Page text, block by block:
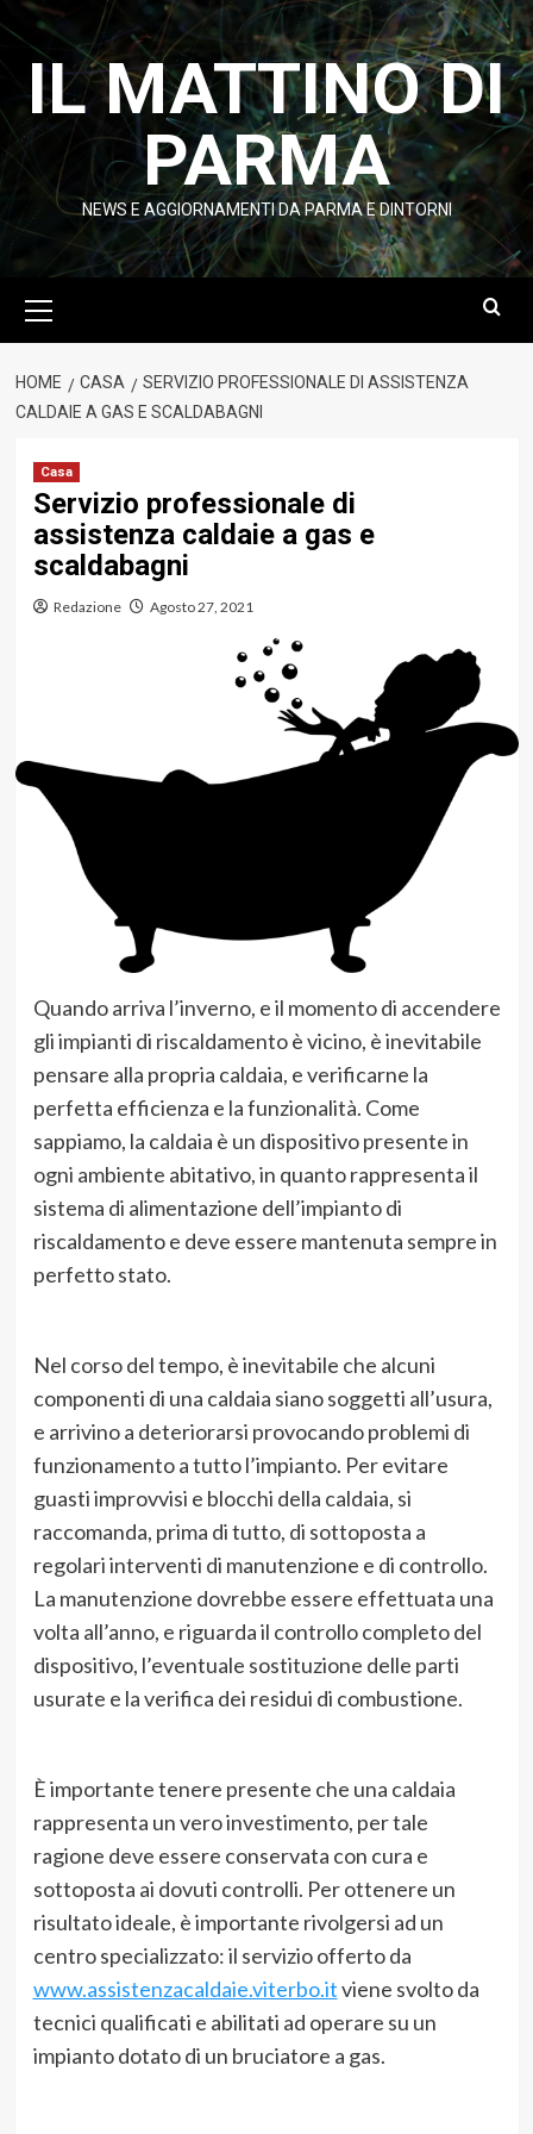
contenuto
IL MATTINO DI
PARMA
NEWS E AGGIORNAMENTI DA PARMA E DINTORNI
principale
HOME CASA
SERVIZIO PROFESSIONALE DI ASSISTENZA
CALDAIE A GAS E SCALDABAGNI
Casa
Servizio professionale di
assistenza caldaie a gas e
scaldabagni
Redazione Agosto 27, 2021
Quando arriva l’inverno, e il momento di accendere
gli impianti di riscaldamento è vicino, è inevitabile
pensare alla propria caldaia, e verificarne la
perfetta efficienza e la funzionalità. Come
sappiamo, la caldaia è un dispositivo presente in
ogni ambiente abitativo, in quanto rappresenta il
sistema di alimentazione dell’impianto di
riscaldamento e deve essere mantenuta sempre in
perfetto stato.
Nel corso del tempo, è inevitabile che alcuni
componenti di una caldaia siano soggetti all’usura,
e arrivino a deteriorarsi provocando problemi di
funzionamento a tutto l’impianto. Per evitare
guasti improvvisi e blocchi della caldaia, si
raccomanda, prima di tutto, di sottoposta a
regolari interventi di manutenzione e di controllo.
La manutenzione dovrebbe essere effettuata una
volta all’anno, e riguarda il controllo completo del
dispositivo, l’eventuale sostituzione delle parti
usurate e la verifica dei residui di combustione.
È importante tenere presente che una caldaia
rappresenta un vero investimento, per tale
ragione deve essere conservata con cura e
sottoposta ai dovuti controlli. Per ottenere un
risultato ideale, è importante rivolgersi ad un
centro specializzato: il servizio offerto da
www.assistenzacaldaie.viterbo.itviene svolto da
tecnici qualificati e abilitati ad operare su un
impianto dotato di un bruciatore a gas.